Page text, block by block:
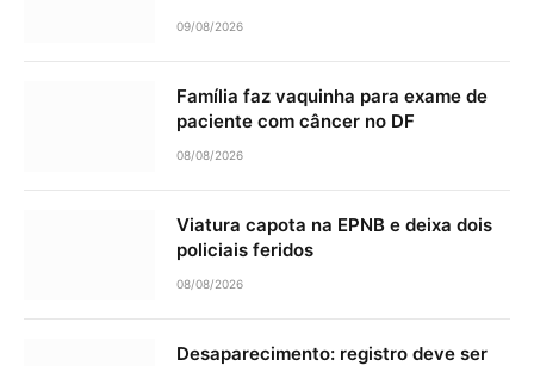
09/08/2026
Família faz vaquinha para exame de
paciente com câncer no DF
08/08/2026
Viatura capota na EPNB e deixa dois
policiais feridos
08/08/2026
Desaparecimento: registro deve ser